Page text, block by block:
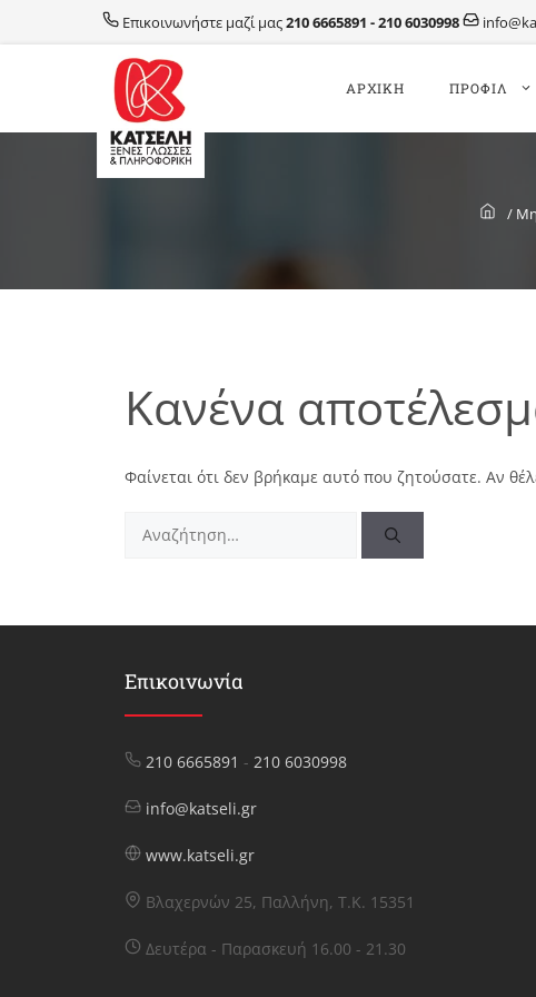
Επικοινωνήστε μαζί μας210 6665891 -210 6030998
AΡΧΙΚΗ ΠΡΟΦΙΛ
/
Κανένα
Φαίνεται ότι δεν βρήκαμε αυτό που ζητούσατε. Αν
για:
Επικοινωνία
210 6665891 - 210 6030998
info@katseli.gr
www.katseli.gr
Βλαχερνών 25, Παλλήνη, Τ.Κ. 15351
Δευτέρα - Παρασκευή 16.00 - 21.30